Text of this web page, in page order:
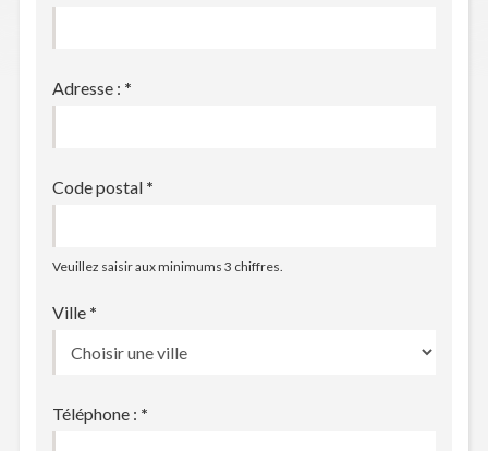
Adresse : *
Code postal *
Veuillez saisir aux minimums 3 chiffres.
Ville *
Téléphone : *